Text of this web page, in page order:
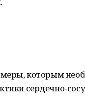
которым
сердечно-